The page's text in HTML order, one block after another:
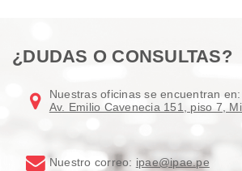
¿DUDAS O CONSULTAS?
Nuestras oficinas se encuentran en:
Av. Emilio Cavenecia 151, piso 7,
Nuestro correo: ipae@ipae.pe